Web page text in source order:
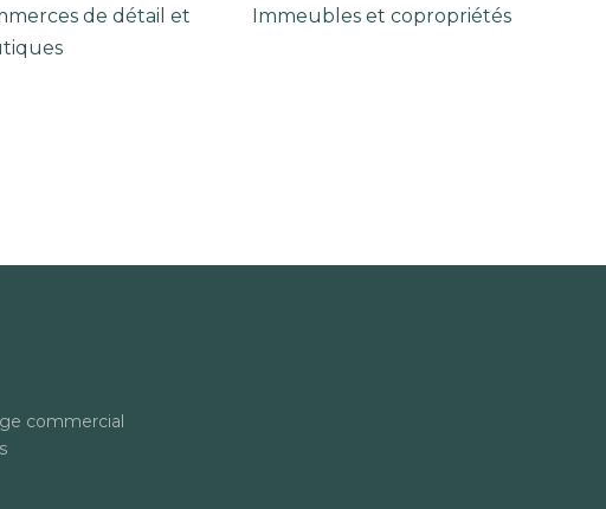
de détail et
Immeubles et copropriétés
commercial